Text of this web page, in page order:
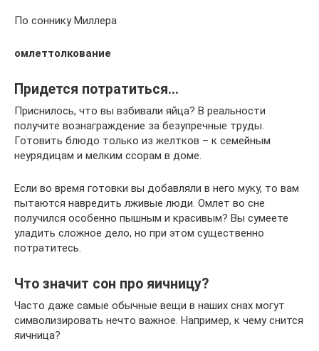
По соннику Миллера
омлеттолкование
Придется потратиться…
Приснилось, что вы взбивали яйца? В реальности
получите вознаграждение за безупречные труды.
Готовить блюдо только из желтков – к семейным
неурядицам и мелким ссорам в доме.
Если во время готовки вы добавляли в него муку, то вам
пытаются навредить лживые люди. Омлет во сне
получился особенно пышным и красивым? Вы сумеете
уладить сложное дело, но при этом существенно
потратитесь.
Что значит сон про яичницу?
Часто даже самые обычные вещи в наших снах могут
символизировать нечто важное. Например, к чему снится
яичница?